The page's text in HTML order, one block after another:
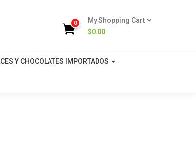
0
My Shopping Cart
$0.00
Y CHOCOLATES IMPORTADOS